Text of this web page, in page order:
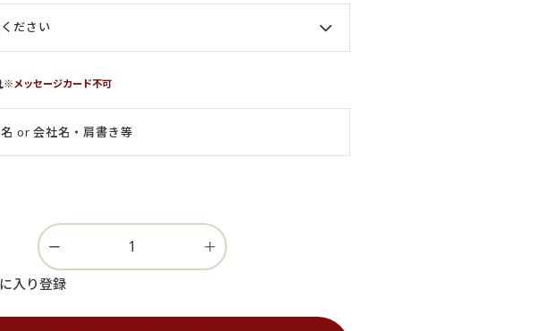
須)
※メッセージカード不可
入り登録